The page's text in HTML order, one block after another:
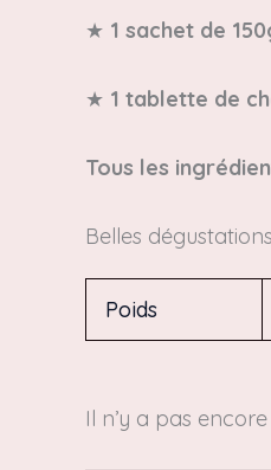
★ 1 sachet de
★ 1 tablette de
Tous les
Belles
Poids
Il n’y a pas encore